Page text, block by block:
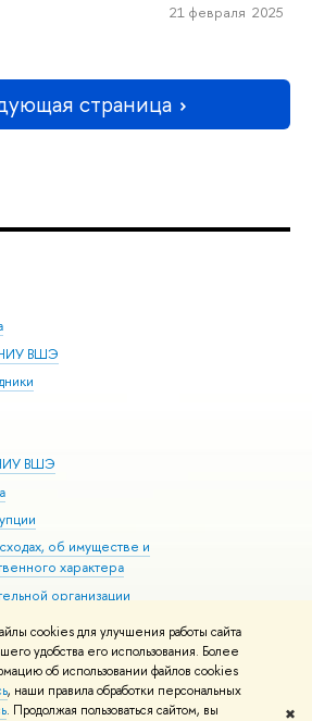
cookies для улучшения работы сайта
удобства его использования. Более
об использовании файлов cookies
, наши правила обработки персональных
. Продолжая пользоваться сайтом, вы ✖
21 февраля 2025
страница
НИУ ВШЭ
ВШЭ
об имуществе и
характера
организации
здоровья